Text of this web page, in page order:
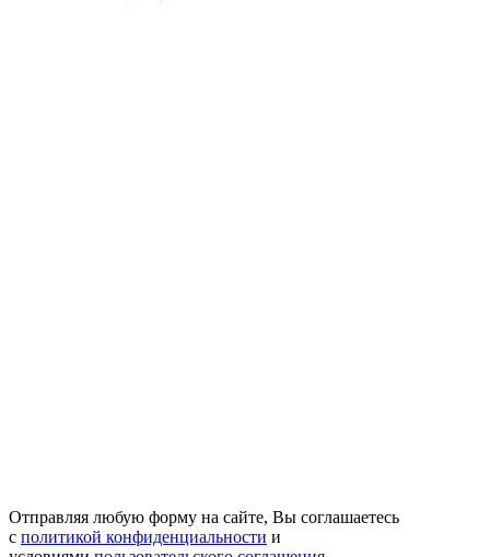
Отправляя любую форму на сайте, Вы соглашаетесь
с политикой конфиденциальности и